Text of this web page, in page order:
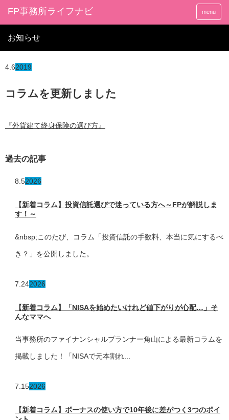
FP事務所ライフナビ menu
お知らせ
4.62019
コラムを更新しました
『外貨建て終身保険の選び方』
過去の記事
8.52026
【新着コラム】投資信託選びで迷っている方へ～FPが解説しま
す！～
&nbsp;このたび、コラム「投資信託の手数料、本当に気にするべ
き？」を公開しました。
7.242026
【新着コラム】「NISAを始めたいけれど値下がりが心配…」そ
んなママへ
当事務所のファイナンシャルプランナー角山による最新コラムを
掲載しました！「NISAで元本割れ...
7.152026
【新着コラム】ボーナスの使い方で10年後に差がつく3つのポイ